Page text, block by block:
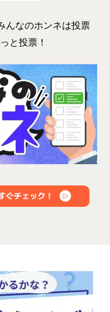
んなのホンネは投票
と投票！